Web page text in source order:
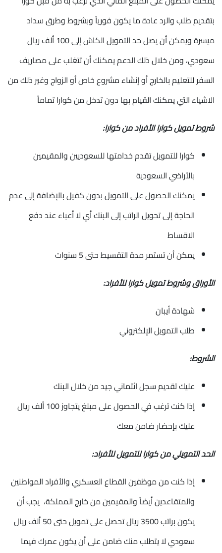
بتقديم طلب والرد عادة ما يكون فورياً وبشروط وطرق سداد
ميسرة ويمكن أن يصل حد التمويل الكاش إلى 100 ألف ريال
سعودي، ومن خلال ذلك الدعم يمكنك أن تتغلب على مصاريف
السفر للتعليم بالخارج أو إنشاء مشروع خاص أو الزواج وغير ذلك من
الاشياء التي يمكنك القيام بها دون تدخل من كوارا تماماً
شروط تمويل كوارا الأفراد من كوارا:
كوارا للتمويل تقدم خدامتها للسعوديين والمقيمين
بالأراضي السعودية
يمكنك الحصول على التمويل بدون كفيل بالإضافة إلى عدم
الحاجة إلى تحويل الراتب إلى البنك أي لا أعباء عند دفع
الاقساط
يمكن أن تستمر مدة التقسيط حتى 5 سنوات
الأوراق وشروط تمويل كوارا للأفراد:
شهادة أيبان
طلب التمويل الإلكتروني
الشروط:
عليك تقديم سجل ائتماني جيد من خلال البنك
إذا كنت ترغب في الحصول على مبلغ يتجاوز 100 ألف ريال
عليك بإحضار ضامن معك
الحد التمويلي من كوارا للتمويل للأفراد:
إذا كنت من موظفين القطاع العسكري والأفراد المواطنين
والمتقاعدين أيضاً والمقيمين من خارج المملكة، يجب أن
يكون براتب 3500 ريال تحصل على تمويل حتى 50 ألف ريال
سعودي لا يتطلب منك ضامن على أن يكون عمرك فيما